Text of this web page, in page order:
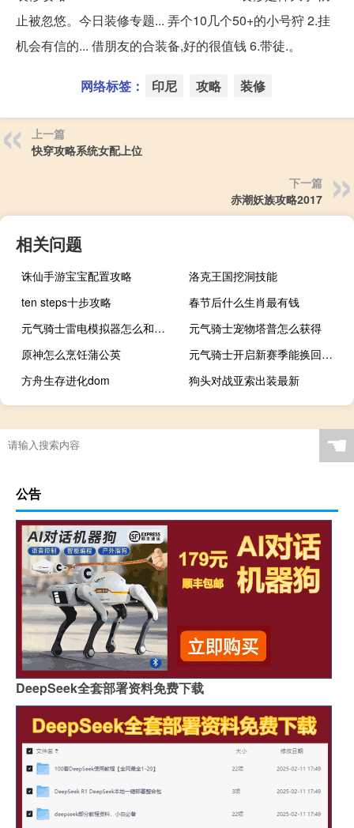
止被忽悠。今日装修专题... 弄个10几个50+的小号狩 2.挂
机会有信的... 借朋友的合装备,好的很值钱 6.带徒.。
网络标签： 印尼 攻略 装修
上一篇
快穿攻略系统女配上位
下一篇
赤潮妖族攻略2017
相关问题
诛仙手游宝宝配置攻略
洛克王国挖洞技能
ten steps十步攻略
春节后什么生肖最有钱
元气骑士雷电模拟器怎么和手机联机
元气骑士宠物塔普怎么获得
原神怎么烹饪蒲公英
元气骑士开启新赛季能换回来吗
方舟生存进化dom
狗头对战亚索出装最新
☚
公告
DeepSeek全套部署资料免费下载